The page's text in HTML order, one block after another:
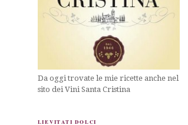
Da oggi trovate le mie ricette anche nel
sito dei Vini Santa Cristina
LIEVITATI DOLCI